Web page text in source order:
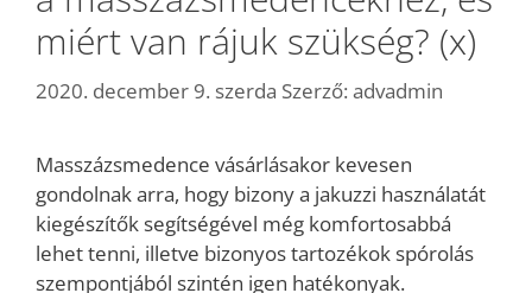
miért van rájuk szükség? (x)
2020. december 9. szerda Szerző: advadmin
Masszázsmedence vásárlásakor kevesen
gondolnak arra, hogy bizony a jakuzzi használatát
kiegészítők segítségével még komfortosabbá
lehet tenni, illetve bizonyos tartozékok spórolás
szempontjából szintén igen hatékonyak.